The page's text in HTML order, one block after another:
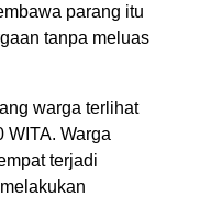
parang itu
tanpa meluas
warga terlihat
WITA. Warga
terjadi